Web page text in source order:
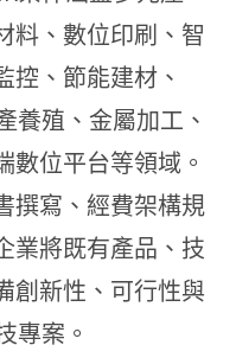
料、數位印刷、智
控、節能建材、
養殖、金屬加工、
數位平台等領域。
撰寫、經費架構規
業將既有產品、技
創新性、可行性與
專案。